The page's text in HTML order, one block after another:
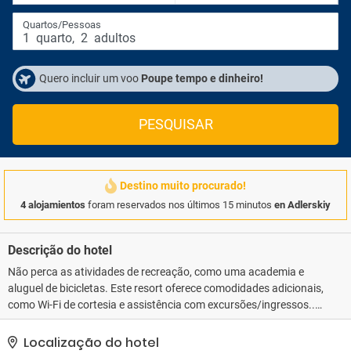
Quartos/Pessoas
1 quarto, 2 adultos
Quero incluir um voo Poupe tempo e dinheiro!
PESQUISAR
Destino muito procurado!
4 alojamientos foram reservados nos últimos 15 minutos en Adlerskiy
Descrição do hotel
Não perca as atividades de recreação, como uma academia e
aluguel de bicicletas. Este resort oferece comodidades adicionais,
como Wi-Fi de cortesia e assistência com excursões/ingressos..
As comodidades presentes incluem serviço de lavanderia e
lavagem a seco, balcão de recepção 24 horas e armazenamento
para bagagem. Resort oferece instalações para eventos, como
Localização do hotel